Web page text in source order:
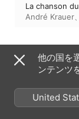
La chanson
André Krauer、
La vigne en
La Chorale de
他の国を
ンテンツ
United